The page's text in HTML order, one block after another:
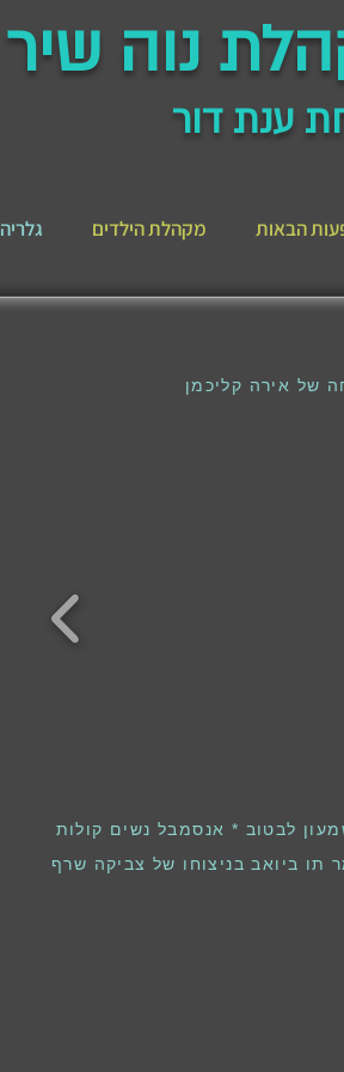
נוה שיר
ענת דור
גלריה מקהלת הילדים הבאות
של אירה קליכמן
לבטוב * אנסמבל נשים קולות
תו ביואב בניצוחו של צביקה שרף